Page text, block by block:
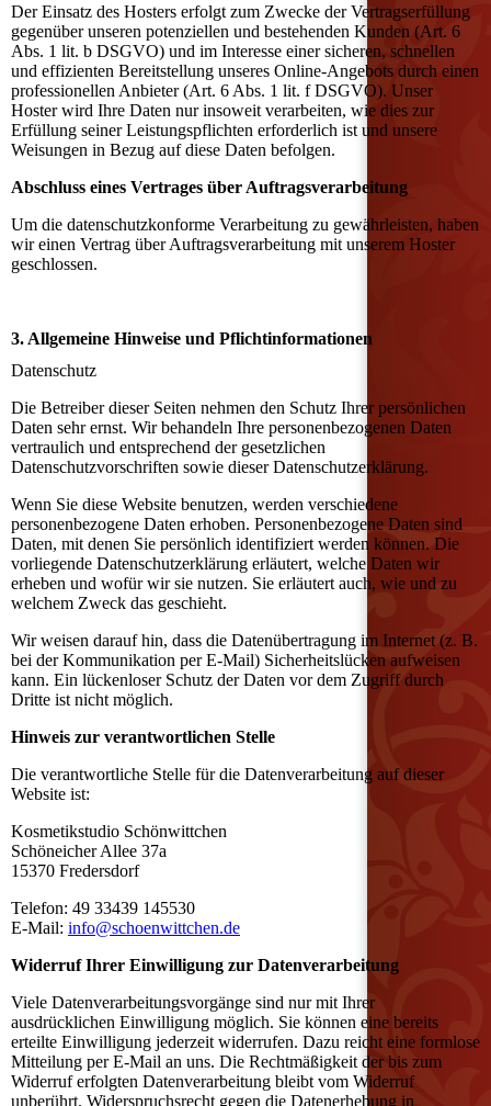
Der Einsatz des Hosters erfolgt zum Zwecke der Vertragserfüllung
gegenüber unseren potenziellen und bestehenden Kunden (Art. 6
Abs. 1 lit. b DSGVO) und im Interesse einer sicheren, schnellen
und effizienten Bereitstellung unseres Online-Angebots durch einen
professionellen Anbieter (Art. 6 Abs. 1 lit. f DSGVO). Unser
Hoster wird Ihre Daten nur insoweit verarbeiten, wie dies zur
Erfüllung seiner Leistungspflichten erforderlich ist und unsere
Weisungen in Bezug auf diese Daten befolgen.
Abschluss eines Vertrages über Auftragsverarbeitung
Um die datenschutzkonforme Verarbeitung zu gewährleisten, haben
wir einen Vertrag über Auftragsverarbeitung mit unserem Hoster
geschlossen.
3. Allgemeine Hinweise und Pflichtinformationen
Datenschutz
Die Betreiber dieser Seiten nehmen den Schutz Ihrer persönlichen
Daten sehr ernst. Wir behandeln Ihre personenbezogenen Daten
vertraulich und entsprechend der gesetzlichen
Datenschutzvorschriften sowie dieser Datenschutzerklärung.
Wenn Sie diese Website benutzen, werden verschiedene
personenbezogene Daten erhoben. Personenbezogene Daten sind
Daten, mit denen Sie persönlich identifiziert werden können. Die
vorliegende Datenschutzerklärung erläutert, welche Daten wir
erheben und wofür wir sie nutzen. Sie erläutert auch, wie und zu
welchem Zweck das geschieht.
Wir weisen darauf hin, dass die Datenübertragung im Internet (z. B.
bei der Kommunikation per E-Mail) Sicherheitslücken aufweisen
kann. Ein lückenloser Schutz der Daten vor dem Zugriff durch
Dritte ist nicht möglich.
Hinweis zur verantwortlichen Stelle
Die verantwortliche Stelle für die Datenverarbeitung auf dieser
Website ist:
Kosmetikstudio Schönwittchen
Schöneicher Allee 37a
15370 Fredersdorf
Telefon: 49 33439 145530
E-Mail: info@schoenwittchen.de
Widerruf Ihrer Einwilligung zur Datenverarbeitung
Viele Datenverarbeitungsvorgänge sind nur mit Ihrer
ausdrücklichen Einwilligung möglich. Sie können eine bereits
erteilte Einwilligung jederzeit widerrufen. Dazu reicht eine formlose
Mitteilung per E-Mail an uns. Die Rechtmäßigkeit der bis zum
Widerruf erfolgten Datenverarbeitung bleibt vom Widerruf
unberührt. Widerspruchsrecht gegen die Datenerhebung in